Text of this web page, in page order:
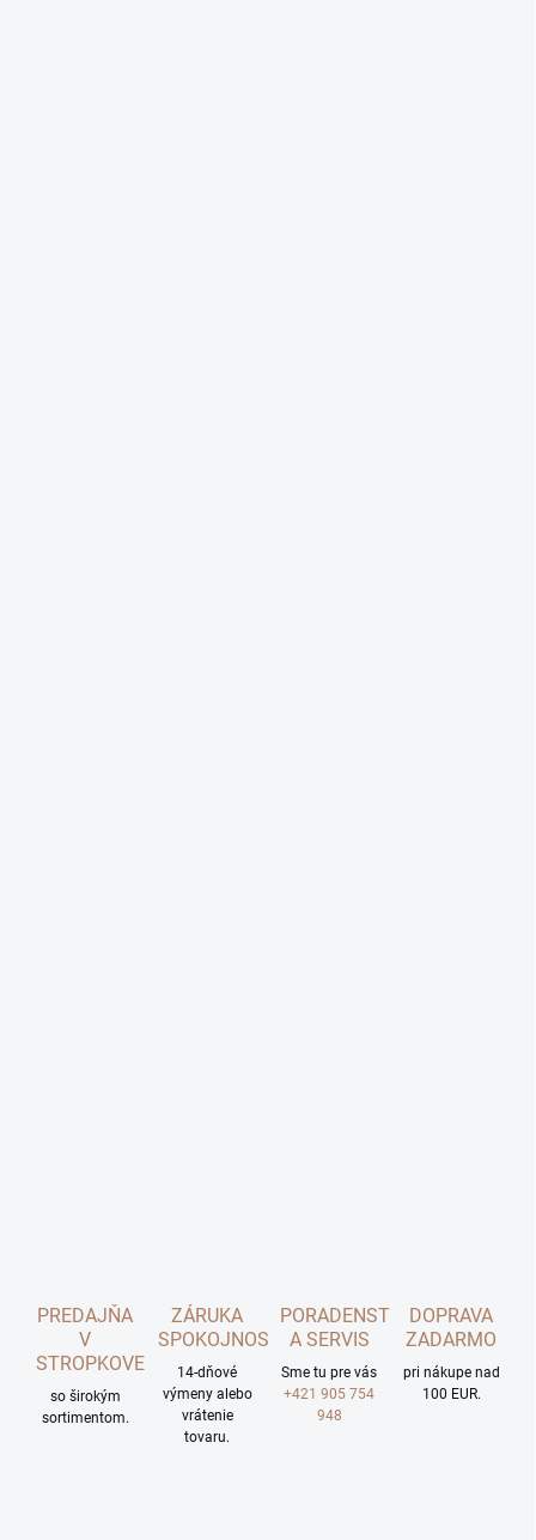
PREDAJŇA
V
STROPKOVE
so širokým
sortimentom.
ZÁRUKA
SPOKOJNOSTI
14-dňové
výmeny alebo
vrátenie
tovaru.
PORADENSTVO
A SERVIS
Sme tu pre vás
+421 905 754
948
DOPRAVA
ZADARMO
pri nákupe nad
100 EUR.